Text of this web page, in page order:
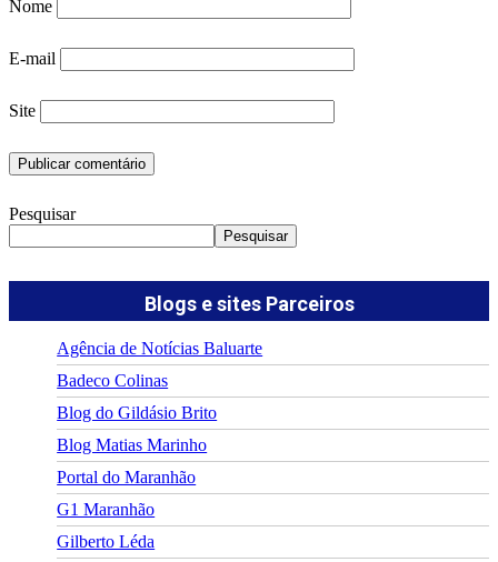
Nome
E-mail
Site
Pesquisar
Pesquisar
Blogs e sites Parceiros
Agência de Notícias Baluarte
Badeco Colinas
Blog do Gildásio Brito
Blog Matias Marinho
Portal do Maranhão
G1 Maranhão
Gilberto Léda